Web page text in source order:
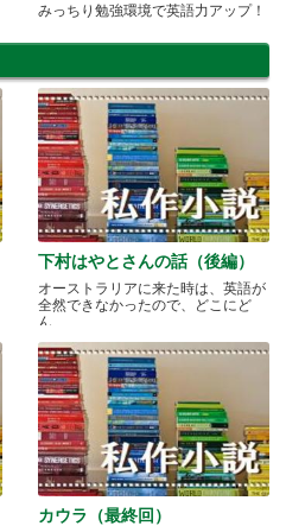
みっちり勉強環境で英語力アップ！
下村はやとさんの話（後編）
オーストラリアに来た時は、英語が
全然できなかったので、どこにど
ん.....
カウラ（最終回）